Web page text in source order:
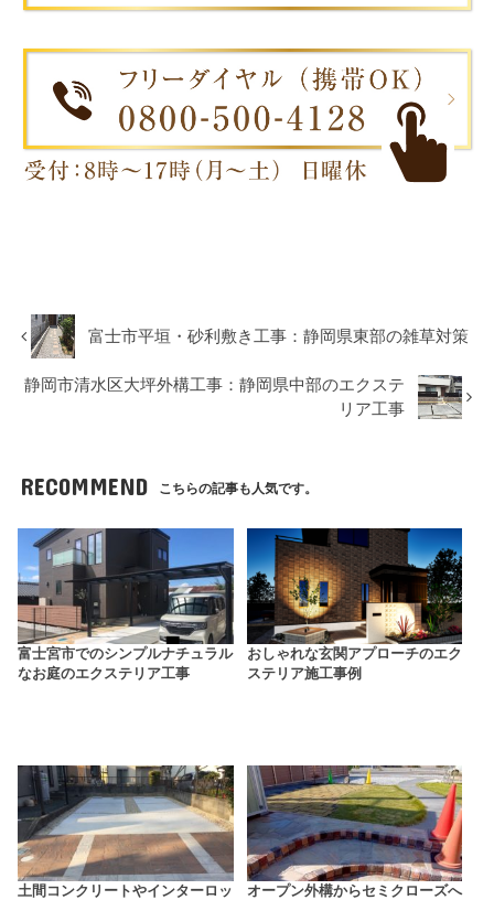
富士市平垣・砂利敷き工事：静岡県東部の雑草対策
静岡市清水区大坪外構工事：静岡県中部のエクステ
リア工事
RECOMMEND こちらの記事も人気です。
富士宮市でのシンプルナチュラル
なお庭のエクステリア工事
おしゃれな玄関アプローチのエク
ステリア施工事例
土間コンクリートやインターロッ
オープン外構からセミクローズへ